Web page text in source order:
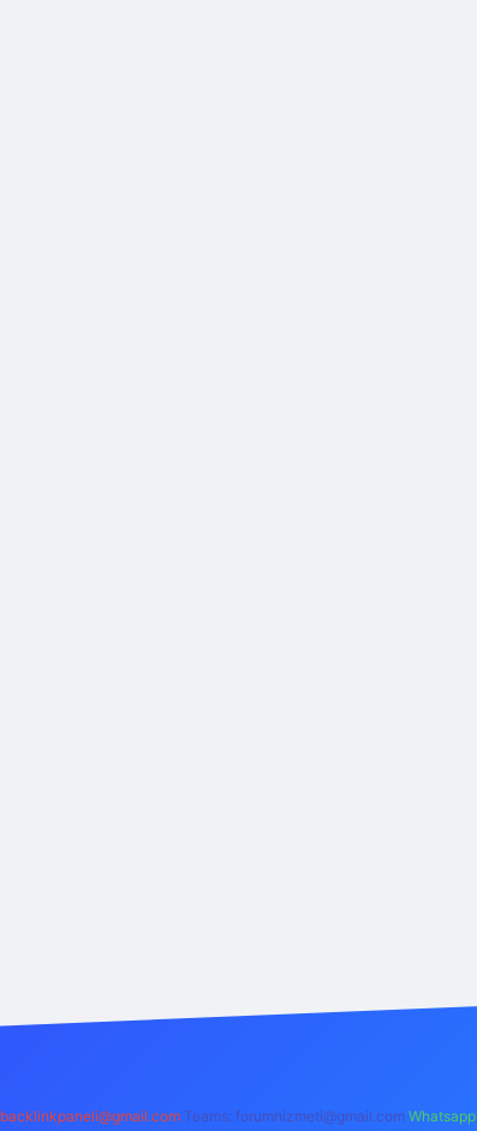
backlinkpaneli@gmail.com Teams: forumhizmeti@gmail.com